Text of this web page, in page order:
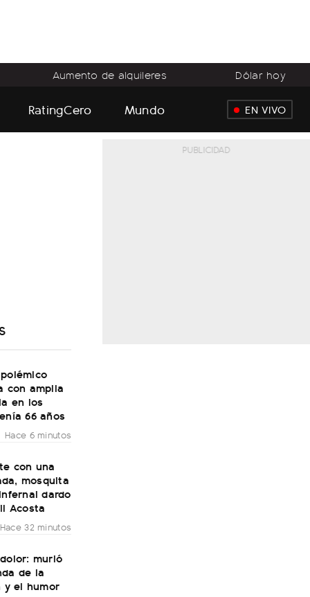
Aumento de alquileres Dólar hoy
RatingCero Mundo EN VIVO
con amplia
en los
66 años
Hace 6 minutos
con una
mosquita
dardo
Acosta
Hace 32 minutos
murió
de la
y el humor